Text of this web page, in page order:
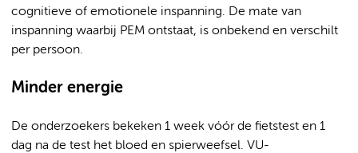
cognitieve of emotionele inspanning. De mate van
inspanning waarbij PEM ontstaat, is onbekend en verschilt
per persoon.
Minder energie
De onderzoekers bekeken 1 week vóór de fietstest en 1
dag na de test het bloed en spierweefsel. VU-